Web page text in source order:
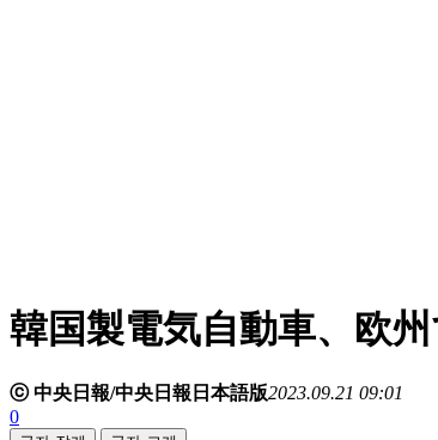
韓国製電気自動車、欧
ⓒ 中央日報/中央日報日本語版2023.09.21 09:01
0